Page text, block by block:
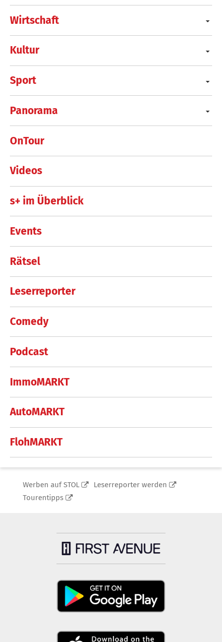
Wirtschaft
Kultur
Sport
Panorama
OnTour
Videos
s+ im Überblick
Events
Rätsel
Leserreporter
Comedy
Podcast
ImmoMARKT
AutoMARKT
FlohMARKT
Werben auf STOL
Leserreporter werden
Tourentipps